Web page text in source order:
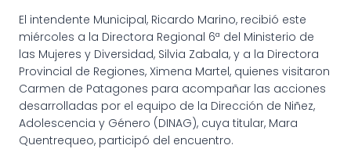
El intendente Municipal, Ricardo Marino, recibió este
miércoles a la Directora Regional 6ª del Ministerio de
las Mujeres y Diversidad, Silvia Zabala, y a la Directora
Provincial de Regiones, Ximena Martel, quienes visitaron
Carmen de Patagones para acompañar las acciones
desarrolladas por el equipo de la Dirección de Niñez,
Adolescencia y Género (DINAG), cuya titular, Mara
Quentrequeo, participó del encuentro.